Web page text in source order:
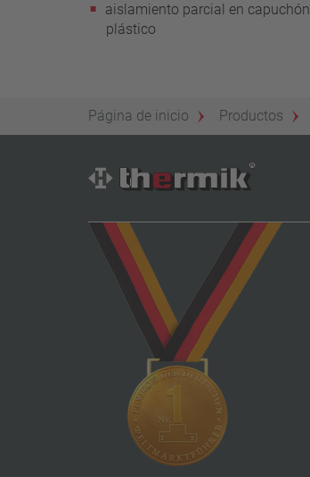
aislamiento parcial en capuchón
plástico
Página de inicio Productos